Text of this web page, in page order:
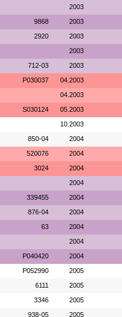
2003
9868 2003
2920 2003
2003
712-03 2003
P030037 04.2003
04.2003
S030124 05.2003
10.2003
850-04 2004
520076 2004
3024 2004
2004
339455 2004
876-04 2004
63 2004
2004
P040420 2004
P052990 2005
6111 2005
3346 2005
938-05 2005